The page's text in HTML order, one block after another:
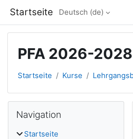
Startseite Deutsch ‎(de)‎
PFA 2026-
Startseite Kurse
Blöcke
Navigation
Startseite